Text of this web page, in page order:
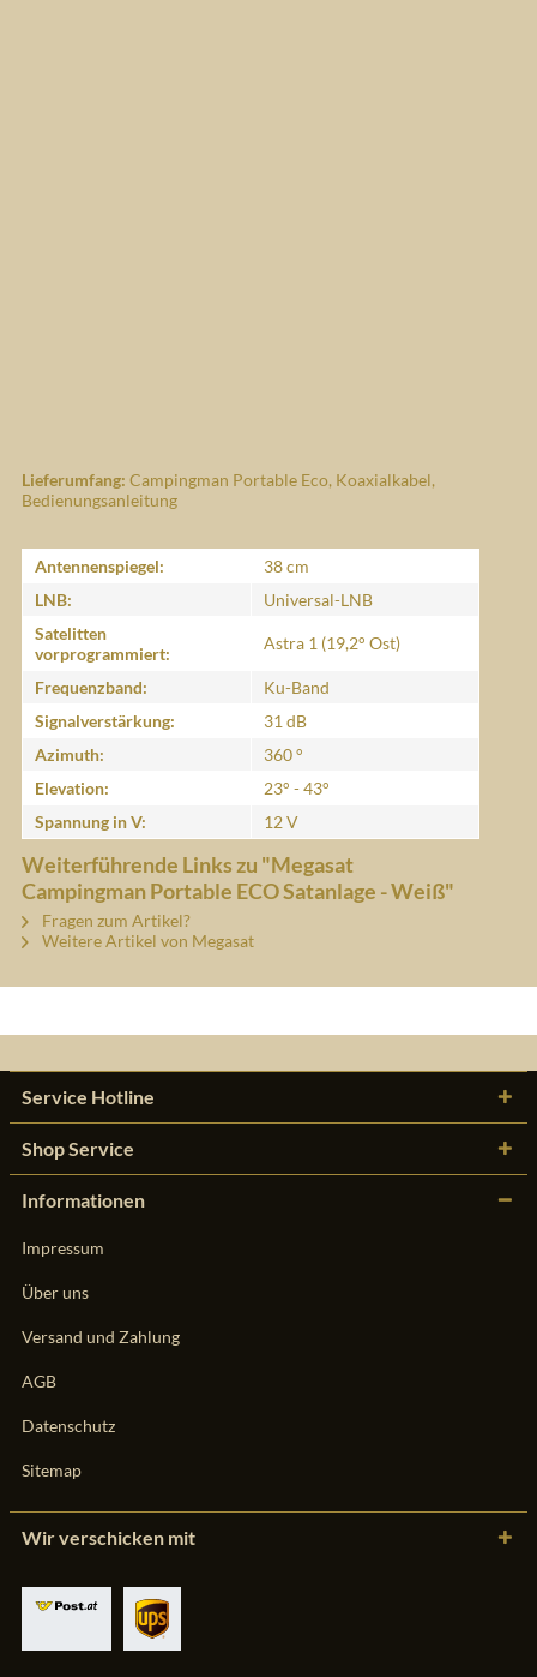
Lieferumfang: Campingman Portable Eco, Koaxialkabel,
Bedienungsanleitung
Antennenspiegel:
38 cm
LNB:
Universal-LNB
Satelitten
vorprogrammiert:
Astra 1 (19,2° Ost)
Frequenzband:
Ku-Band
Signalverstärkung:
31 dB
Azimuth:
360 °
Elevation:
23° - 43°
Spannung in V:
12 V
Weiterführende Links zu "Megasat
Campingman Portable ECO Satanlage - Weiß"
Fragen zum Artikel?
Weitere Artikel von Megasat
Service Hotline
Shop Service
Informationen
Impressum
Über uns
Versand und Zahlung
AGB
Datenschutz
Sitemap
Wir verschicken mit